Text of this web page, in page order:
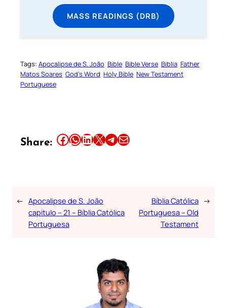
MASS READINGS (DRB)
Tags: Apocalipse de S. João Bible Bible Verse Biblia Father
Matos Soares God’s Word Holy Bible New Testament
Portuguese
Share: Share this article on Facebook Share this article on WhatsApp Share this article on LinkedIn Share this article on X Share this article on TelegramEmail this Article
← Apocalipse de S. João
capitulo – 21 – Bíblia Católica
Portuguesa
Bíblia Católica
Portuguesa – Old
Testament
→